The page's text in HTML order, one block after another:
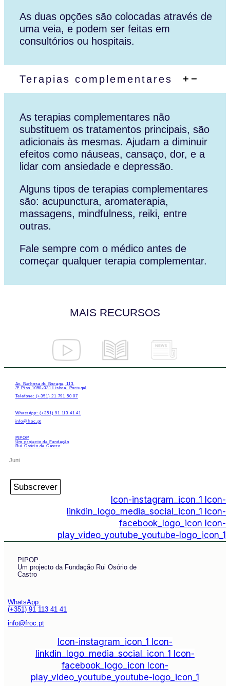
As duas opções são colocadas através de
uma veia, e podem ser feitas em
consultórios ou hospitais.
Terapias complementares
As terapias complementares não
substituem os tratamentos principais, são
adicionais às mesmas. Ajudam a diminuir
efeitos como náuseas, cansaço, dor, e a
lidar com ansiedade e depressão.
Alguns tipos de terapias complementares
são: acupunctura, aromaterapia,
massagens, mindfulness, reiki, entre
outras.
Fale sempre com o médico antes de
começar qualquer terapia complementar.
MAIS RECURSOS
Av. Barbosa du Bocage, 113,
3º Piso 1050-031 Lisboa, Portugal
Telefone: (+351) 21 791 50 07
WhatsApp: (+351) 91 113 41 41
info@froc.pt
PIPOP
Um projecto da Fundação
Rui Osório de Castro
Subscrever
Icon-instagram_icon_1
Icon-
linkdin_logo_media_social_icon_1
Icon-
facebook_logo_icon Icon-
play_video_youtube_youtube-logo_icon_1
PIPOP
Um projecto da Fundação Rui Osório de
Castro
WhatsApp:
(+351) 91 113 41 41
info@froc.pt
Icon-instagram_icon_1
Icon-
linkdin_logo_media_social_icon_1
Icon-
facebook_logo_icon Icon-
play_video_youtube_youtube-logo_icon_1